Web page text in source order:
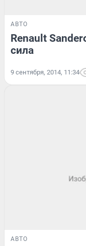
АВТО
Renault
сила
9 сентября, 2014, 11:34
АВТО